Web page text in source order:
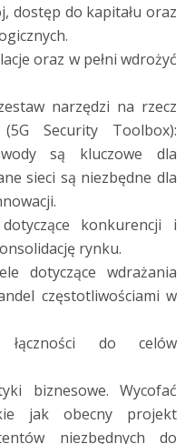
dostęp do kapitału oraz
oraz w pełni wdrożyć
narzędzi na rzecz
Security Toolbox):
są kluczowe dla
sieci są niezbędne dla
konkurencji i
rynku.
dotyczące wdrażania
częstotliwościami w
do celów
biznesowe. Wycofać
jak obecny projekt
niezbędnych do